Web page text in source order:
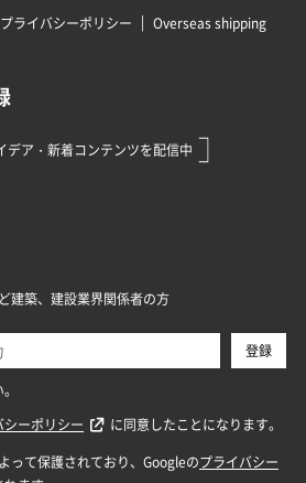
プライバシーポリシー Overseas shipping